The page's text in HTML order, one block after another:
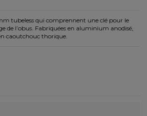
tubeless qui comprennent une clé pour le
de l’obus. Fabriquées en aluminium anodisé,
caoutchouc thorique.